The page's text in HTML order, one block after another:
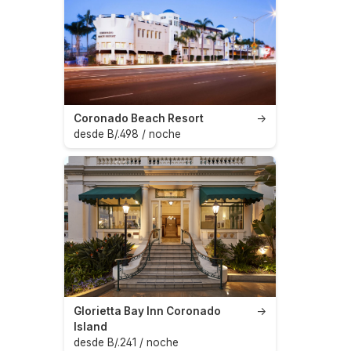
→
Coronado Beach Resort
desde B/.498 / noche
→
Glorietta Bay Inn Coronado
Island
desde B/.241 / noche